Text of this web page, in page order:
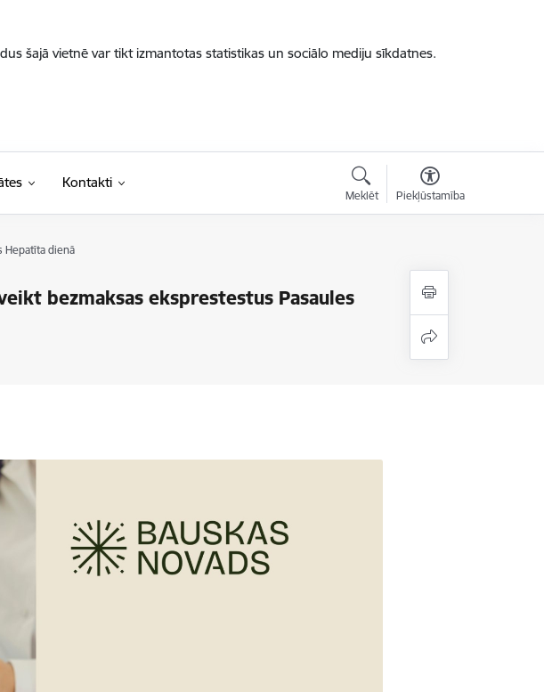
šajā vietnē var tikt izmantotas statistikas un sociālo mediju sīkdatnes.
Kontakti
Meklēt Piekļūstamība
Hepatīta dienā
bezmaksas eksprestestus Pasaules